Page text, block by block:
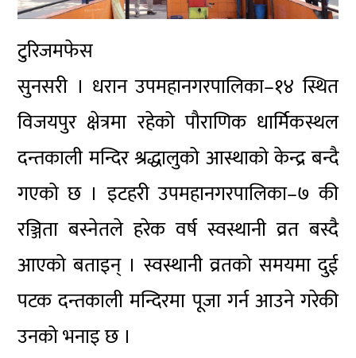
टुरिजमफेस
सुनसरी । धरान उपमहानगरपालिका–१४ स्थित
विजयपुर क्षेत्रमा रहेको पौराणिक धार्मिकस्थल
दन्तकाली मन्दिर श्रद्धालुको आस्थाको केन्द्र बन्दै
गएको छ । इटहरी उपमहानगरपालिका–७ की
रञ्जिता बस्नेतले हरेक वर्ष स्वस्थानी व्रत बस्दै
आएको बताइन् । स्वस्थानी व्रतको समयमा दुई
पटक दन्तकाली मन्दिरमा पूजा गर्न आउने गरेकी
उनको भनाइ छ ।